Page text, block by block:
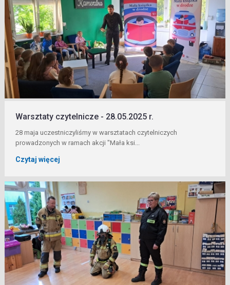
Warsztaty czytelnicze - 28.05.2025 r.
28 maja uczestniczyliśmy w warsztatach czytelniczych
prowadzonych w ramach akcji "Mała ksi...
Czytaj więcej